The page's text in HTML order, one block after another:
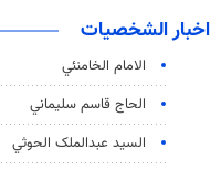
اخبار الشخصيات
الامام الخامنئي
الحاج قاسم سليماني
السید عبدالملک الحوثي